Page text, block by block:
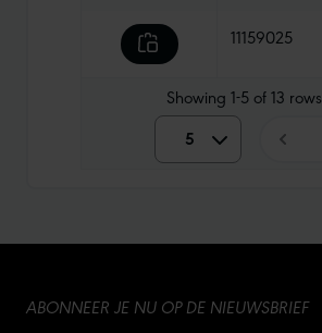
11159025
Showing 1-5of13 rows
5 5
20
ABONNEER JE NU OP DE NIEUWSBRIEF